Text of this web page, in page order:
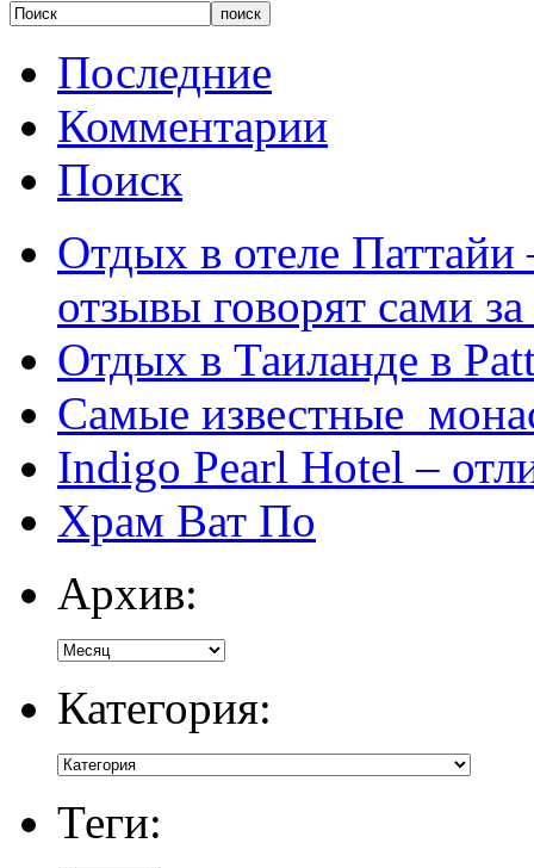
Последние
Комментарии
Поиск
Отдых в отеле
отзывы говорят сами за
Отдых в Таиланде в
Самые известные
Indigo Pearl Hotel –
Храм Ват По
Архив:
Категория:
Теги: